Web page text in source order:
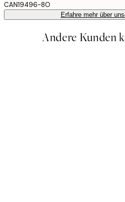
CAN19496-8O
Erfahre mehr über
Andere Kunden